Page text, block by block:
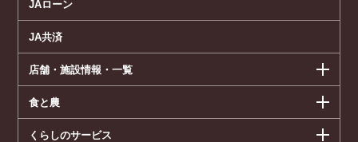
JAローン
JA共済
店舗・施設情報・一覧
食と農
くらしのサービス